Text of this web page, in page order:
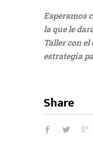
Esperamos
la que le
Taller con
estrategia
Share